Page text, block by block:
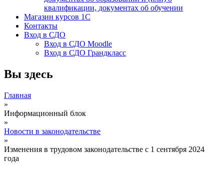
квалификации, документах об обучении
Магазин курсов 1С
Контакты
Вход в СДО
Вход в СДО Moodle
Вход в СДО Грандкласс
Вы здесь
Главная
»
Информационный блок
»
Новости в законодательстве
»
Изменения в трудовом законодательстве с 1 сентября 2024
года